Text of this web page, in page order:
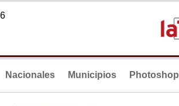
Nacionales Municipios Photoshop